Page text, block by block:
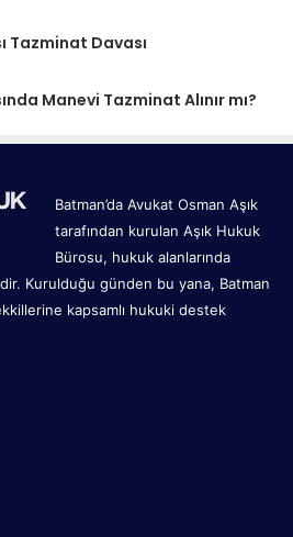
Tazminat Davası
Manevi Tazminat Alınır mı?
Batman’da Avukat Osman Aşık
tarafından kurulan Aşık Hukuk
Bürosu, hukuk alanlarında
Kurulduğu günden bu yana, Batman
kapsamlı hukuki destek